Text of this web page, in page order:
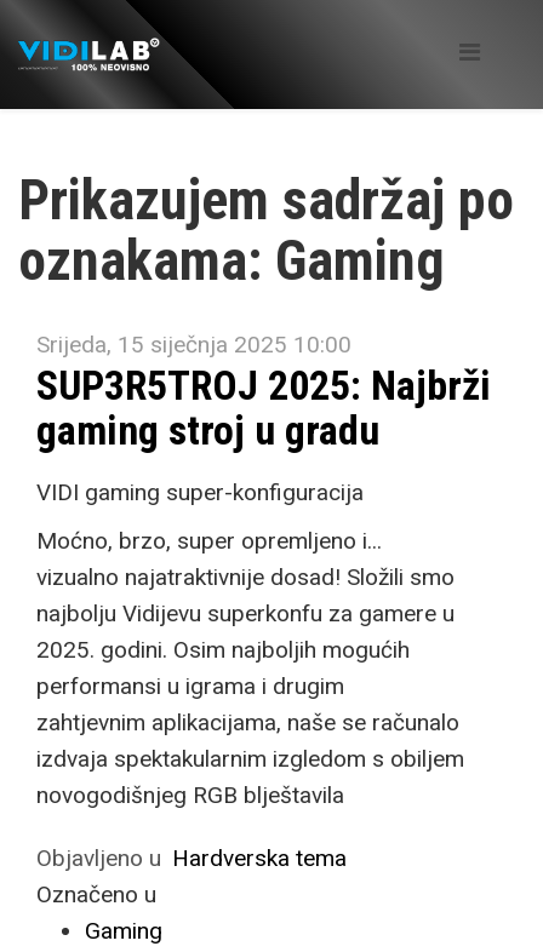
Prikazujem sadržaj po
oznakama: Gaming
Srijeda, 15 siječnja 2025 10:00
SUP3R5TROJ 2025: Najbrži
gaming stroj u gradu
VIDI gaming super-konfiguracija
Moćno, brzo, super opremljeno i...
vizualno najatraktivnije dosad! Složili smo
najbolju Vidijevu superkonfu za gamere u
2025. godini. Osim najboljih mogućih
performansi u igrama i drugim
zahtjevnim aplikacijama, naše se računalo
izdvaja spektakularnim izgledom s obiljem
novogodišnjeg RGB blještavila
Objavljeno u Hardverska tema
Označeno u
Gaming